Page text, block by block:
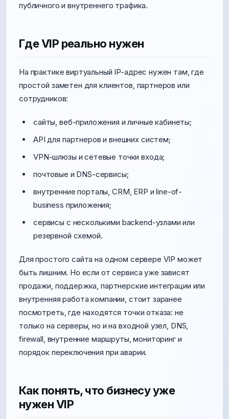
публичного и внутреннего трафика.
Где VIP реально нужен
На практике виртуальный IP-адрес нужен там, где
простой заметен для клиентов, партнеров или
сотрудников:
сайты, веб-приложения и личные кабинеты;
API для партнеров и внешних систем;
VPN-шлюзы и сетевые точки входа;
почтовые и DNS-сервисы;
внутренние порталы, CRM, ERP и line-of-
business приложения;
сервисы с несколькими backend-узлами или
резервной схемой.
Для простого сайта на одном сервере VIP может
быть лишним. Но если от сервиса уже зависят
продажи, поддержка, партнерские интеграции или
внутренняя работа компании, стоит заранее
посмотреть, где находятся точки отказа: не
только на серверы, но и на входной узел, DNS,
firewall, внутренние маршруты, мониторинг и
порядок переключения при аварии.
Как понять, что бизнесу уже
нужен VIP